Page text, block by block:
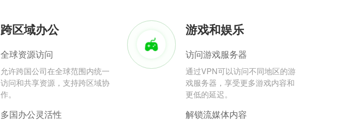
跨区域办公
全球资源访问
允许跨国公司在全球范围内统一
访问和共享资源，支持跨区域协
作。
多国办公灵活性
游戏和娱乐
访问游戏服务器
通过VPN可以访问不同地区的游
戏服务器，享受更多游戏内容和
更低的延迟。
解锁流媒体内容